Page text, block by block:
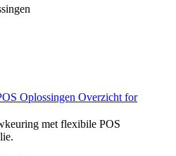
Oplossingen Overzicht for
met flexibile POS